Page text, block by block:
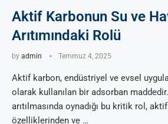
Aktif Karbonun Su ve
Arıtımındaki Rolü
by admin Temmuz 4, 2025
Aktif karbon, endüstriyel ve evsel
olarak kullanılan bir adsorban
arıtılmasında oynadığı bu kritik rol,
özelliklerinden ve …